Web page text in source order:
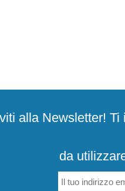
alla Newsletter!
da